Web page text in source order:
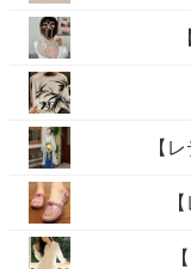
【